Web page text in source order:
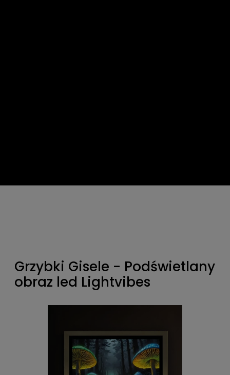
Grzybki Gisele - Podświetlany
obraz led Lightvibes